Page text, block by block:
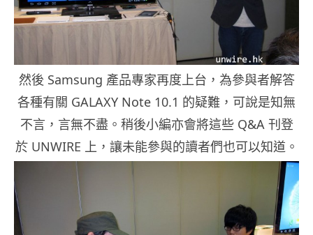
然後 Samsung 產品專家再度上台，為參與者解答
各種有關 GALAXY Note 10.1 的疑難，可說是知無
不言，言無不盡。稍後小編亦會將這些 Q&A 刊登
於 UNWIRE 上，讓未能參與的讀者們也可以知道。